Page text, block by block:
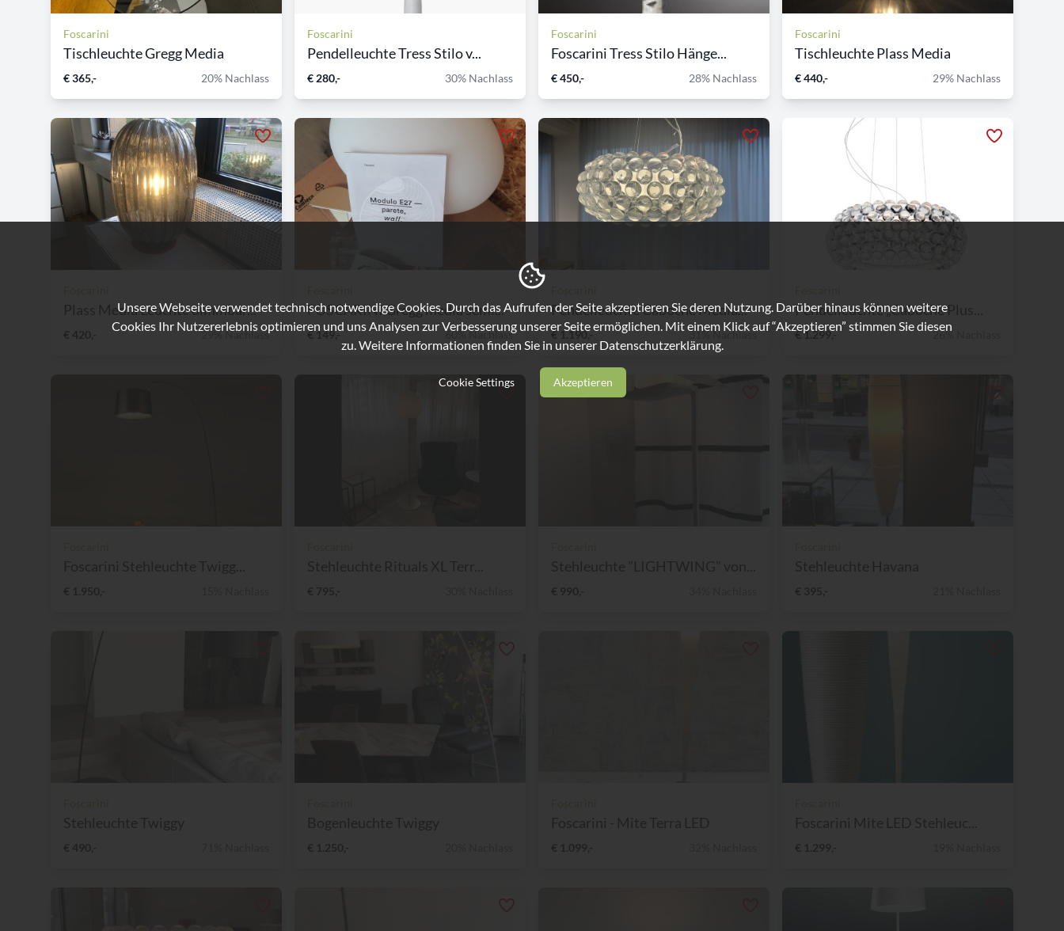
Foscarini
Tischleuchte Gregg Media
€ 365,- 20% Nachlass
Foscarini
Pendelleuchte Tress Stilo v...
€ 280,- 30% Nachlass
Foscarini
Foscarini Tress Stilo Hänge...
€ 450,- 28% Nachlass
Foscarini
Tischleuchte Plass Media
€ 440,- 29% Nachlass
Plass Media Leuchte dimmbar...
€ 420,- 29% Nachlass
FOSCARINI Gregg media semi...
€ 149,- 60% Nachlass
Pendelleuchte Caboche Media...
€ 1.190,- 31% Nachlass
Pendelleuchte „Caboche Plus...
€ 1.299,- 26% Nachlass
Unsere Webseite verwendet technisch notwendige Cookies. Durch das Aufrufen der Seite akzeptieren Sie deren Nutzung. Darüber hinaus können weitere
Cookies Ihr Nutzererlebnis optimieren und uns Analysen zur Verbesserung unserer Seite ermöglichen. Mit einem Klick auf “Akzeptieren” stimmen Sie diesen
zu. Weitere Informationen finden Sie in unserer Datenschutzerklärung.
Cookie Settings Akzeptieren